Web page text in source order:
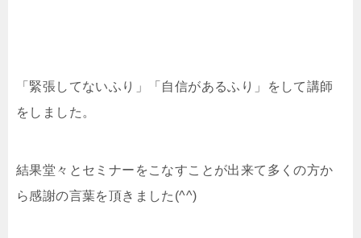
「緊張してないふり」「自信があるふり」をして講師
をしました。
結果堂々とセミナーをこなすことが出来て多くの方か
ら感謝の言葉を頂きました(^^)